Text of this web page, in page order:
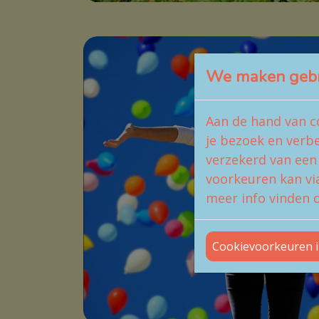
We maken
Aan de hand van
je bezoek en
verzekerd van
voorkeuren kan
meer info vinden
Cookievoorkeuren